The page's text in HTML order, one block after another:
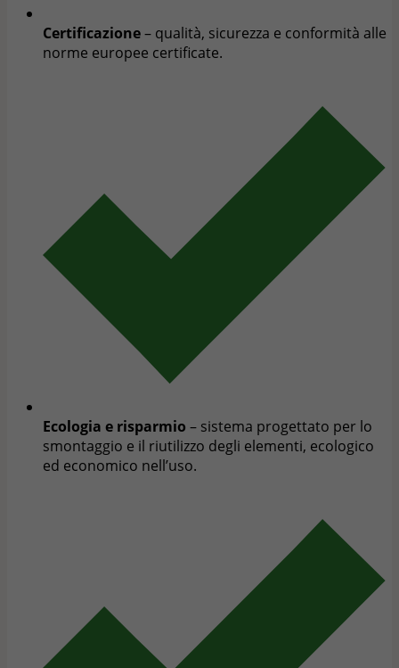
Certificazione– qualità, sicurezza e conformità alle
norme europee certificate.
Ecologia e risparmio – sistema progettato per lo
smontaggio e il riutilizzo degli elementi, ecologico
ed economico nell’uso.